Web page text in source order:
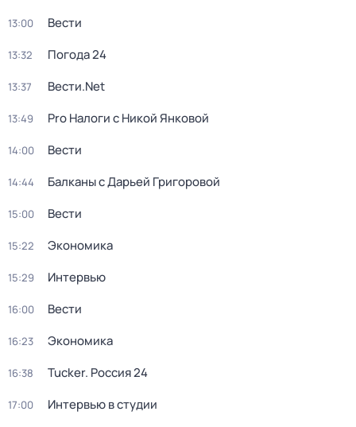
13:00 Вести
13:32 Погода 24
13:37 Вести.Net
13:49 Pro Налоги с Никой Янковой
14:00 Вести
14:44 Балканы с Дарьей Григоровой
15:00 Вести
15:22 Экономика
15:29 Интервью
16:00 Вести
16:23 Экономика
16:38 Tucker. Россия 24
17:00 Интервью в студии